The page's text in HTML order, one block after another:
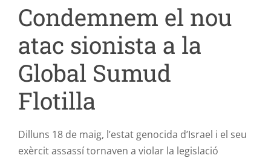
Condemnem el nou
atac sionista a la
Global Sumud
Flotilla
Dilluns 18 de maig, l’estat genocida d’Israel i el seu
exèrcit assassí tornaven a violar la legislació